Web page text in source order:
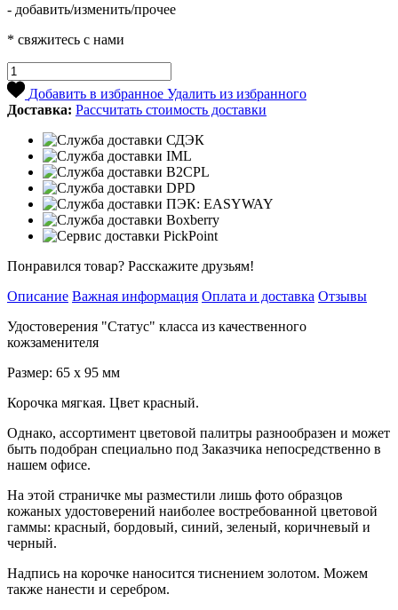
- добавить/изменить/прочее
* свяжитесь с нами
Добавить в избранное Удалить из избранного
Доставка: Рассчитать стоимость доставки
Понравился товар? Расскажите друзьям!
Описание Важная информация Оплата и доставка Отзывы
Удостоверения "Статус" класса из качественного
кожзаменителя
Размер: 65 х 95 мм
Корочка мягкая. Цвет красный.
Однако, ассортимент цветовой палитры разнообразен и может
быть подобран специально под Заказчика непосредственно в
нашем офисе.
На этой страничке мы разместили лишь фото образцов
кожаных удостоверений наиболее востребованной цветовой
гаммы: красный, бордовый, синий, зеленый, коричневый и
черный.
Надпись на корочке наносится тиснением золотом. Можем
также нанести и серебром.